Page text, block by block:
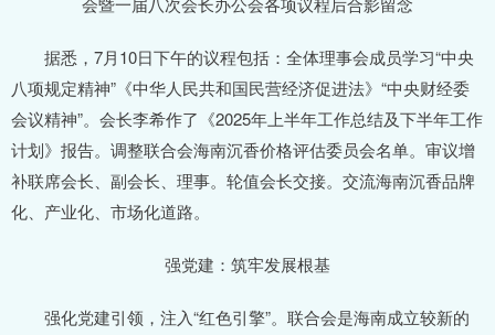
据悉，7月10日下午的议程包括：全体理事会成员学习“中央
八项规定精神”《中华人民共和国民营经济促进法》“中央财经委
会议精神”。会长李希作了《2025年上半年工作总结及下半年工作
计划》报告。调整联合会海南沉香价格评估委员会名单。审议增
补联席会长、副会长、理事。轮值会长交接。交流海南沉香品牌
化、产业化、市场化道路。
强党建：筑牢发展根基
强化党建引领，注入“红色引擎”。联合会是海南成立较新的